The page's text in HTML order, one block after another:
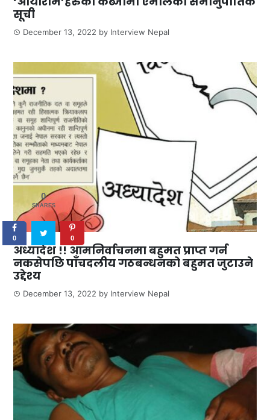
सूची
December 13, 2022 by Interview Nepal
अध्यादेश !! आमनिर्वाचनमा बहुमत प्राप्त गर्न
नकसेपछि पाँचदलीय गठबन्धनको बहुमत जुटाउने
उद्देश्य
December 13, 2022 by Interview Nepal
0
SHARES
0 0